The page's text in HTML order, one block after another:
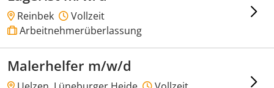
Reinbek
Vollzeit
Arbeitnehmerüberlassung
Malerhelfer m/w/d